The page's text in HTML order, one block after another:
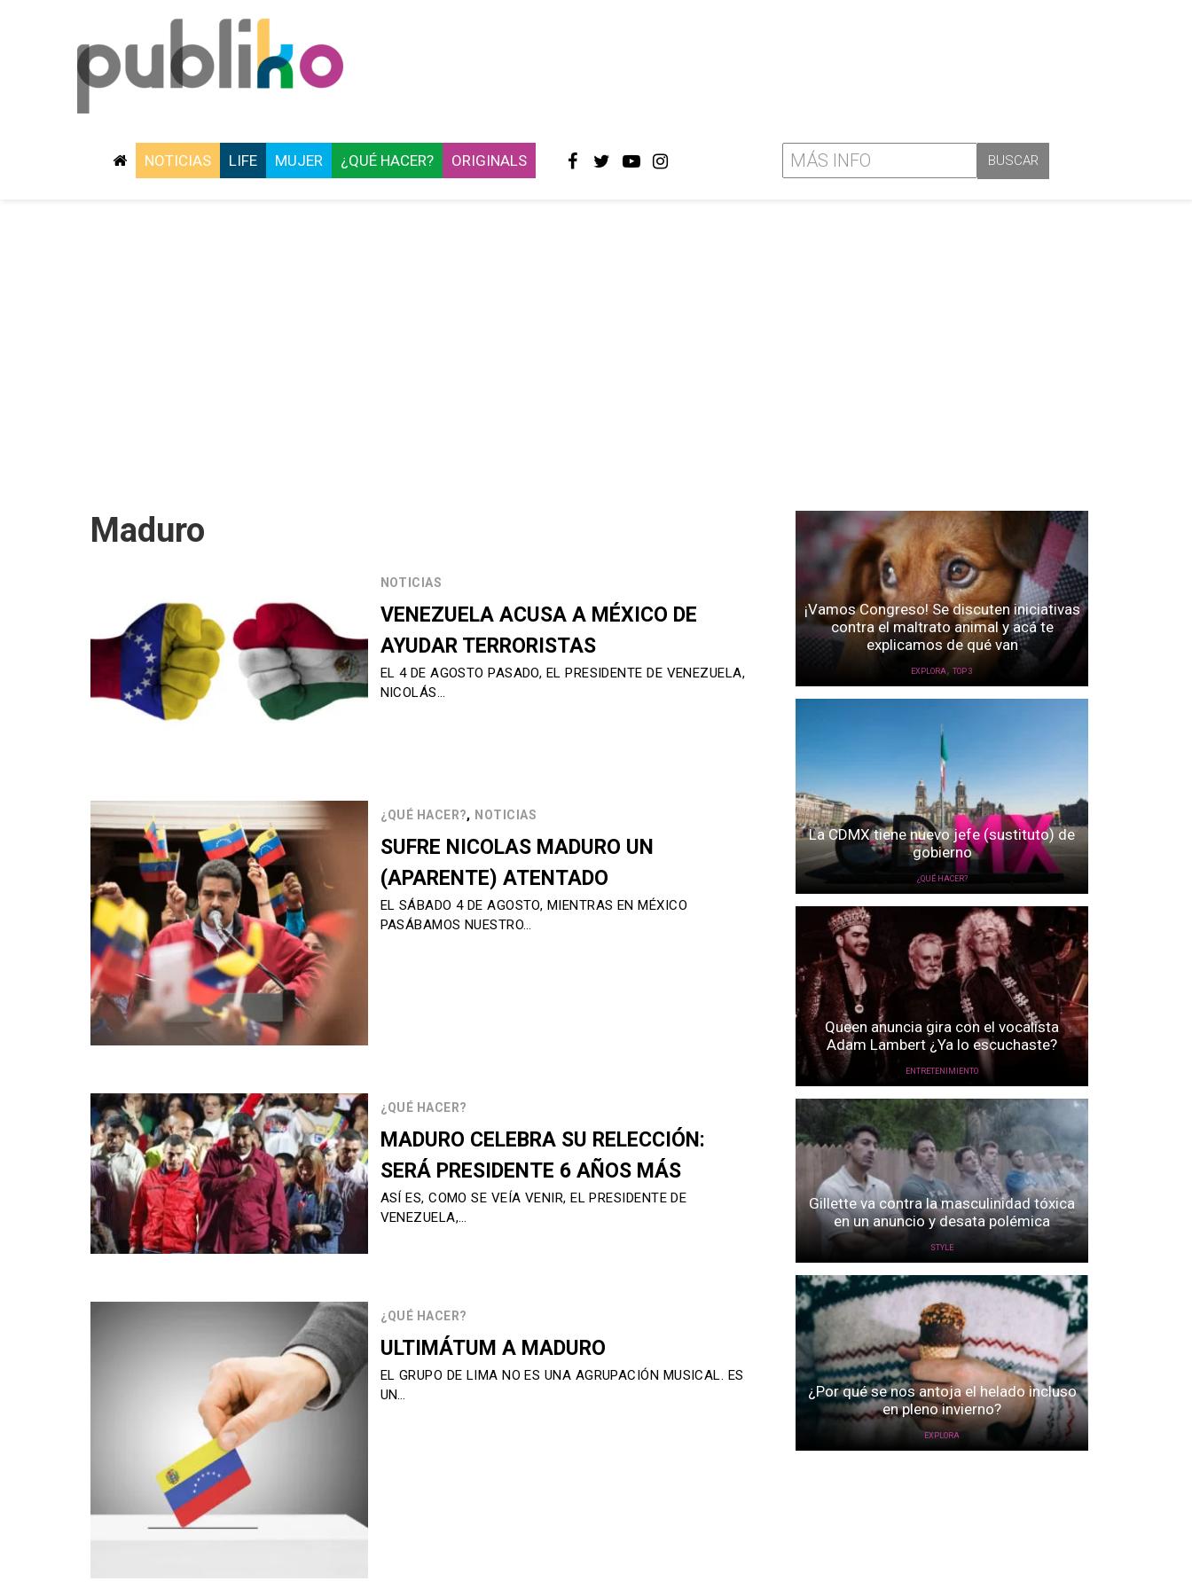
NOTICIAS LIFE MUJER ¿QUÉ HACER? ORIGINALS
Maduro
NOTICIAS
VENEZUELA ACUSA A MÉXICO DE
AYUDAR TERRORISTAS
EL 4 DE AGOSTO PASADO, EL PRESIDENTE DE VENEZUELA,
NICOLÁS…
¿QUÉ HACER?, NOTICIAS
SUFRE NICOLAS MADURO UN
(APARENTE) ATENTADO
EL SÁBADO 4 DE AGOSTO, MIENTRAS EN MÉXICO
PASÁBAMOS NUESTRO…
¿QUÉ HACER?
MADURO CELEBRA SU RELECCIÓN:
SERÁ PRESIDENTE 6 AÑOS MÁS
ASÍ ES, COMO SE VEÍA VENIR, EL PRESIDENTE DE
VENEZUELA,…
¿QUÉ HACER?
ULTIMÁTUM A MADURO
EL GRUPO DE LIMA NO ES UNA AGRUPACIÓN MUSICAL. ES
UN…
¡Vamos Congreso! Se discuten iniciativas
contra el maltrato animal y acá te
explicamos de qué van
EXPLORA, TOP 3
La CDMX tiene nuevo jefe (sustituto) de
gobierno
¿QUÉ HACER?
Queen anuncia gira con el vocalista
Adam Lambert ¿Ya lo escuchaste?
ENTRETENIMIENTO
Gillette va contra la masculinidad tóxica
en un anuncio y desata polémica
STYLE
¿Por qué se nos antoja el helado incluso
en pleno invierno?
EXPLORA